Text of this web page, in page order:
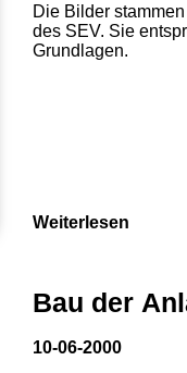
Die Bilder
des SEV. Sie
Grundlagen.
Weiterlesen
Bau der
10-06-2000